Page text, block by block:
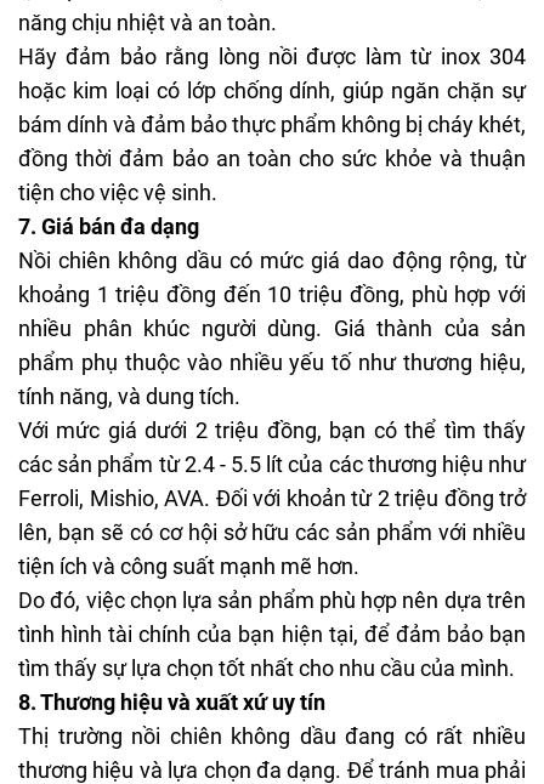
năng chịu nhiệt và an toàn.
Hãy đảm bảo rằng lòng nồi được làm từ inox 304
hoặc kim loại có lớp chống dính, giúp ngăn chặn sự
bám dính và đảm bảo thực phẩm không bị cháy khét,
đồng thời đảm bảo an toàn cho sức khỏe và thuận
tiện cho việc vệ sinh.
7. Giá bán đa dạng
Nồi chiên không dầu có mức giá dao động rộng, từ
khoảng 1 triệu đồng đến 10 triệu đồng, phù hợp với
nhiều phân khúc người dùng. Giá thành của sản
phẩm phụ thuộc vào nhiều yếu tố như thương hiệu,
tính năng, và dung tích.
Với mức giá dưới 2 triệu đồng, bạn có thể tìm thấy
các sản phẩm từ 2.4 - 5.5 lít của các thương hiệu như
Ferroli, Mishio, AVA. Đối với khoản từ 2 triệu đồng trở
lên, bạn sẽ có cơ hội sở hữu các sản phẩm với nhiều
tiện ích và công suất mạnh mẽ hơn.
Do đó, việc chọn lựa sản phẩm phù hợp nên dựa trên
tình hình tài chính của bạn hiện tại, để đảm bảo bạn
tìm thấy sự lựa chọn tốt nhất cho nhu cầu của mình.
8. Thương hiệu và xuất xứ uy tín
Thị trường nồi chiên không dầu đang có rất nhiều
thương hiệu và lựa chọn đa dạng. Để tránh mua phải